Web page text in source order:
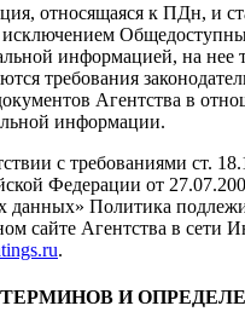
относящаяся к ПДн, и
исключением
информацией, на нее
требования
Агентства в
информации.
с требованиями ст.
Федерации от
данных» Политика
сайте Агентства в сети
.
И